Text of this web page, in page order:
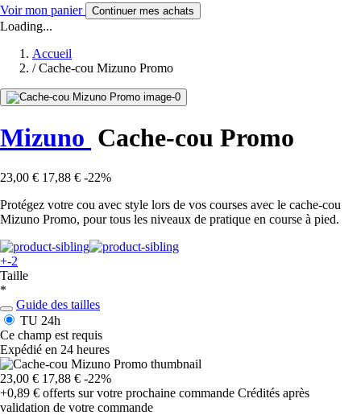
Voir mon panier Continuer mes achats
Loading...
Accueil
/ Cache-cou Mizuno Promo
Mizuno Cache-cou Promo
23,00 € 17,88 € -22%
Protégez votre cou avec style lors de vos courses avec le cache-cou
Mizuno Promo, pour tous les niveaux de pratique en course à pied.
+-2
Taille
*
Guide des tailles
TU 24h
Ce champ est requis
Expédié en 24 heures
23,00 € 17,88 € -22%
+0,89 € offerts sur votre prochaine commande Crédités après
validation de votre commande